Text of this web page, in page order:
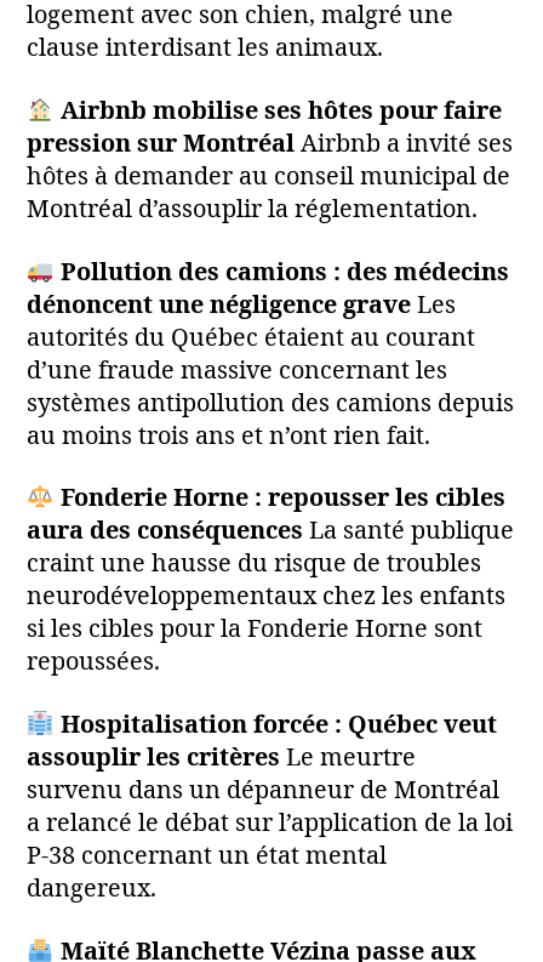
logement avec son chien, malgré une
clause interdisant les animaux.
Airbnb mobilise ses hôtes pour faire
pression sur Montréal Airbnb a invité ses
hôtes à demander au conseil municipal de
Montréal d’assouplir la réglementation.
Pollution des camions : des médecins
dénoncent une négligence grave Les
autorités du Québec étaient au courant
d’une fraude massive concernant les
systèmes antipollution des camions depuis
au moins trois ans et n’ont rien fait.
Fonderie Horne : repousser les cibles
aura des conséquences La santé publique
craint une hausse du risque de troubles
neurodéveloppementaux chez les enfants
si les cibles pour la Fonderie Horne sont
repoussées.
Hospitalisation forcée : Québec veut
assouplir les critères Le meurtre
survenu dans un dépanneur de Montréal
a relancé le débat sur l’application de la loi
P-38 concernant un état mental
dangereux.
Maïté Blanchette Vézina passe aux